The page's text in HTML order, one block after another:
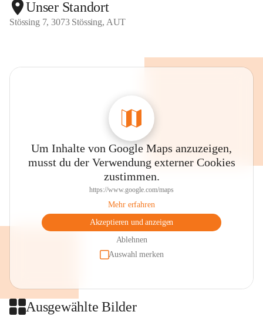
Unser Standort
Stössing 7, 3073 Stössing, AUT
Um Inhalte von Google Maps anzuzeigen,
musst du der Verwendung externer Cookies
zustimmen.
https://www.google.com/maps
Mehr erfahren
Akzeptieren und anzeigen
Ablehnen
Auswahl merken
Ausgewählte Bilder